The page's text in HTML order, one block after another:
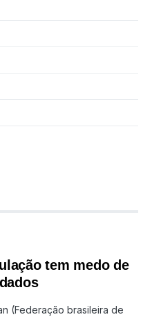
tem medo de
(Federação brasileira de